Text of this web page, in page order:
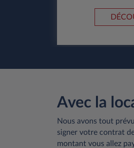
Avec la
Nous avons tout
signer votre contrat
montant vous allez